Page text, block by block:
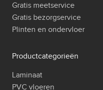
Gratis meetservice
Gratis bezorgservice
Plinten en ondervloer
Productcategorieën
Laminaat
PVC vloeren